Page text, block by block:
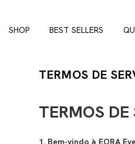
SHOP BEST SELLERS
TERMOS DE
TERMOS DE
1. Bem-vindo à EORA